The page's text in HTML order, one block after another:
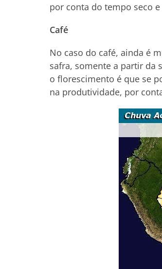
por conta do tempo seco
Café
No caso do café, ainda é
safra, somente a partir da
o florescimento é que se
na produtividade, por